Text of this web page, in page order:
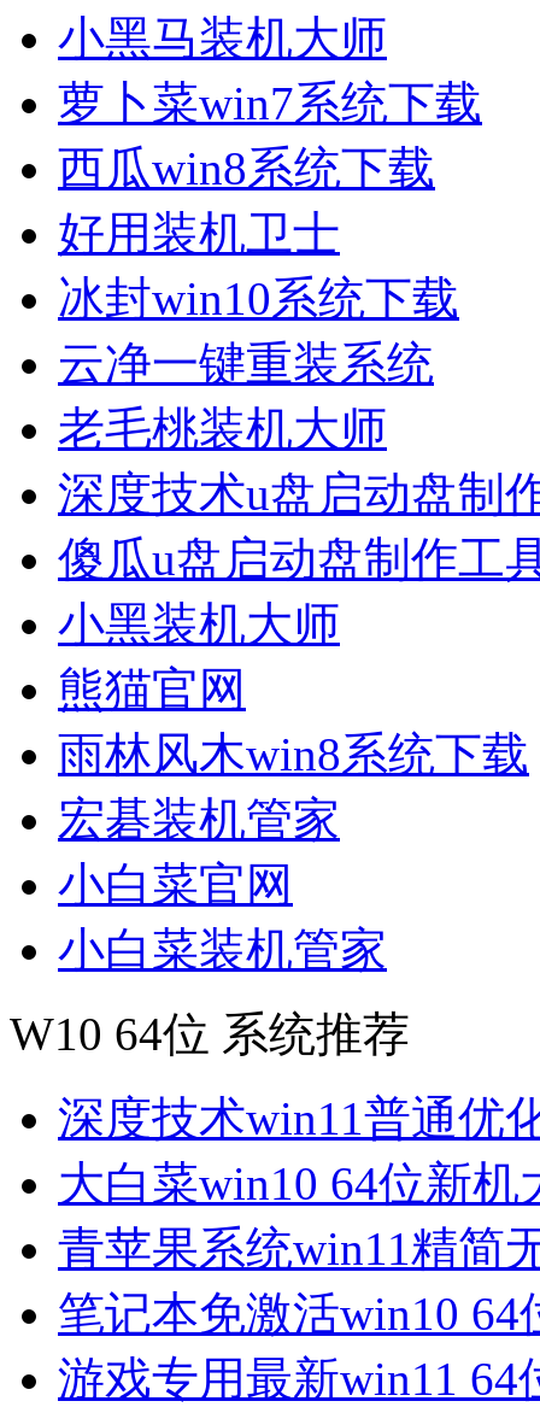
小黑马装机大师
萝卜菜win7系统下载
西瓜win8系统下载
好用装机卫士
冰封win10系统下载
云净一键重装系统
老毛桃装机大师
深度技术u盘启动盘制
傻瓜u盘启动盘制作工
小黑装机大师
熊猫官网
雨林风木win8系统下载
宏碁装机管家
小白菜官网
小白菜装机管家
W10 64位 系统推荐
深度技术win11普通优
大白菜win10 64位新
青苹果系统win11精简
笔记本免激活win10
游戏专用最新win11